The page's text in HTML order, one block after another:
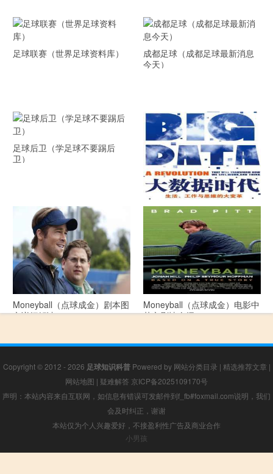
足球联赛（世界足球资料库）
成都足球（成都足球最新消息
今天）
足球后卫（学足球不要踢后
卫）
《大数据时代》 PDF文档下载
Moneyball（点球成金）剧本图
文详细解读
Moneyball（点球成金）电影中
英文剧情介绍
Copyright © 2012 - 2026 足球知识科普Powered by 网站分类目录 | 精选推荐文章 |
网站地图 | 疑难解答 京ICP备2025109170号
声明：本站内容来自互联网，如信息有错误可发邮件到f_fb#foxmail.com说明，我们
会及时纠正，谢谢
本站仅为个人兴趣爱好，不接盈利性广告及商业合作
小男孩